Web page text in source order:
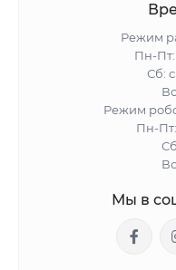
Режим
Пн-Пт:
Сб:
Режим
Пн-Пт:
Мы в